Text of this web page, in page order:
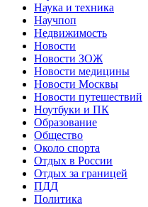
Наука и техника
Научпоп
Недвижимость
Новости
Новости ЗОЖ
Новости медицины
Новости Москвы
Новости путешествий
Ноутбуки и ПК
Образование
Общество
Около спорта
Отдых в России
Отдых за границей
ПДД
Политика